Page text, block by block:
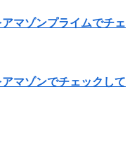
マゾンプライムでチェ
マゾンでチェックして